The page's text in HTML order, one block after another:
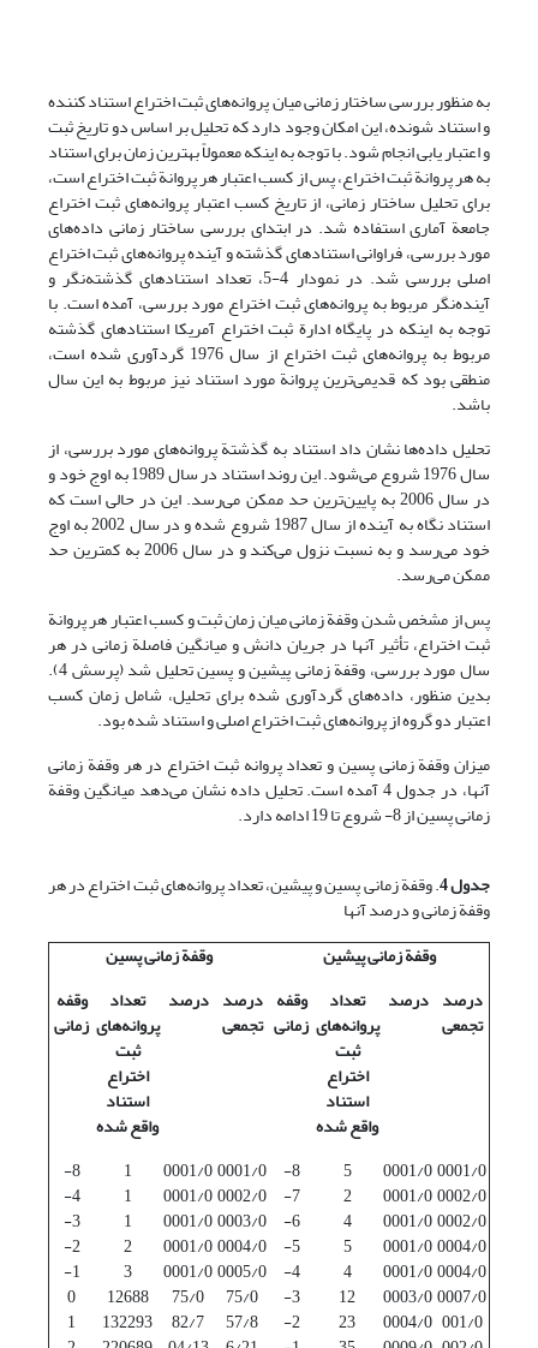
به منظور بررسی ساختار زمانی میان پروانه‌های ثبت اختراع استناد کننده
و استناد شونده، این امکان وجود دارد که تحلیل بر اساس دو تاریخ ثبت
و اعتبار یابی انجام شود. با توجه به اینکه معمولاً بهترین زمان برای استناد
به هر پروانة ثبت اختراع، پس از کسب اعتبار هر پروانة ثبت اختراع است،
برای تحلیل ساختار زمانی، از تاریخ کسب اعتبار پروانه‌های ثبت اختراع
جامعة آماری استفاده شد. در ابتدای بررسی ساختار زمانی داده‌های
مورد بررسی، فراوانی استنادهای گذشته و آینده پروانه‌های ثبت اختراع
اصلی بررسی شد. در نمودار 4-5، تعداد استنادهای گذشته‌نگر و
آینده‌نگر مربوط به پروانه‌‌های ثبت اختراع مورد بررسی، آمده است. با
توجه به اینکه در پایگاه ادارة ثبت اختراع آمریکا استنادهای گذشته
مربوط به پروانه‌های ثبت اختراع از سال 1976 گردآوری شده است،
منطقی بود که قدیمی‌ترین پروانة مورد استناد نیز مربوط به این سال
باشد.
تحلیل داده‌ها نشان داد استناد به گذشتة پروانه‌های مورد بررسی، از
سال 1976 شروع می‌شود. این روند استناد در سال 1989 به اوج خود و
در سال 2006 به پایین‌ترین حد ممکن می‌رسد. این در حالی است که
استناد نگاه به آینده از سال 1987 شروع شده و در سال 2002 به اوج
خود می‌رسد و به نسبت نزول می‌کند و در سال 2006 به کمترین حد
ممکن می‌رسد.
پس از مشخص شدن وقفة زمانی میان زمان ثبت و کسب اعتبار هر پروانة
ثبت اختراع، تأثیر آنها در جریان دانش و میانگین فاصلة زمانی در هر
سال مورد بررسی، وقفة زمانی پیشین و پسین تحلیل شد (پرسش 4).
بدین منظور، داده‌های گردآوری شده برای تحلیل، شامل زمان کسب
اعتبار دو گروه از پروانه‌های ثبت اختراع اصلی و استناد شده بود.
میزان وقفة زمانی پسین و تعداد پروانه ثبت اختراع در هر وقفة زمانی
آنها، در جدول 4 آمده است. تحلیل داده نشان می‌دهد میانگین وقفة
زمانی پسین از 8- شروع تا 19 ادامه دارد.
جدول 4 . وقفة زمانی پسین و پیشین، تعداد پروانه‌های ثبت اختراع در هر
وقفة زمانی و درصد آنها
وقفة زمانی پیشین
وقفة زمانی پسین
درصد
تجمعی
درصد تعداد
پروانه‌های
ثبت
اختراع
استناد
واقع شده
وقفه
زمانی
درصد
تجمعی
درصد تعداد
پروانه‌های
ثبت
اختراع
استناد
واقع شده
وقفه
زمانی
0001/0
0001/0
5
8-
0001/0
0001/0
1
8-
0002/0
0001/0
2
7-
0002/0
0001/0
1
4-
0002/0
0001/0
4
6-
0003/0
0001/0
1
3-
0004/0
0001/0
5
5-
0004/0
0001/0
2
2-
0004/0
0001/0
4
4-
0005/0
0001/0
3
1-
0007/0
0003/0
12
3-
75/0
75/0
12688
0
001/0
0004/0
23
2-
57/8
82/7
132293
1